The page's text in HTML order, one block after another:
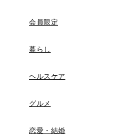
会員限定
暮らし
ヘルスケア
グルメ
恋愛・結婚